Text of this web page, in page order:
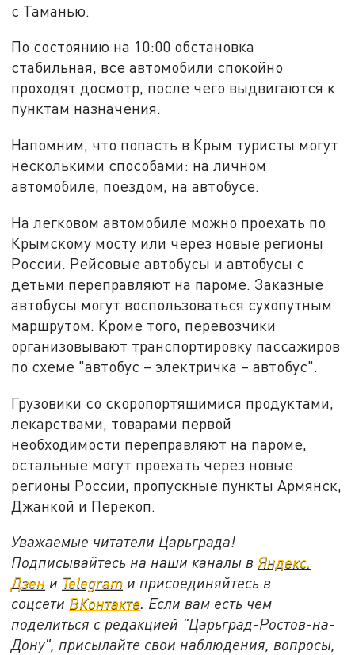
с Таманью.
По состоянию на 10:00 обстановка
стабильная, все автомобили спокойно
проходят досмотр, после чего выдвигаются к
пунктам назначения.
Напомним, что попасть в Крым туристы могут
несколькими способами: на личном
автомобиле, поездом, на автобусе.
На легковом автомобиле можно проехать по
Крымскому мосту или через новые регионы
России. Рейсовые автобусы и автобусы с
детьми переправляют на пароме. Заказные
автобусы могут воспользоваться сухопутным
маршрутом. Кроме того, перевозчики
организовывают транспортировку пассажиров
по схеме "автобус – электричка – автобус".
Грузовики со скоропортящимися продуктами,
лекарствами, товарами первой
необходимости переправляют на пароме,
остальные могут проехать через новые
регионы России, пропускные пункты Армянск,
Джанкой и Перекоп.
Уважаемые читатели Царьграда!
Подписывайтесь на наши каналы вЯндекс.
Дзен и Telegram и присоединяйтесь в
соцсети ВКонтакте. Если вам есть чем
поделиться с редакцией "Царьград-Ростов-на-
Дону", присылайте свои наблюдения, вопросы,